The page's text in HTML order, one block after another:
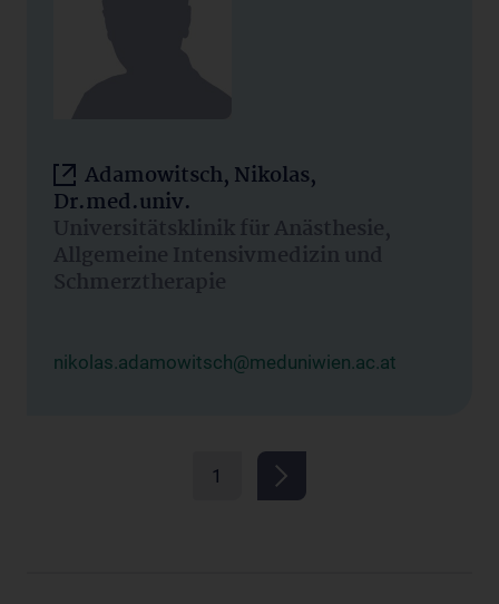
Adamowitsch, Nikolas,
Dr.med.univ.
Universitätsklinik für Anästhesie,
Allgemeine Intensivmedizin und
Schmerztherapie
nikolas.adamowitsch@meduniwien.ac.at
1